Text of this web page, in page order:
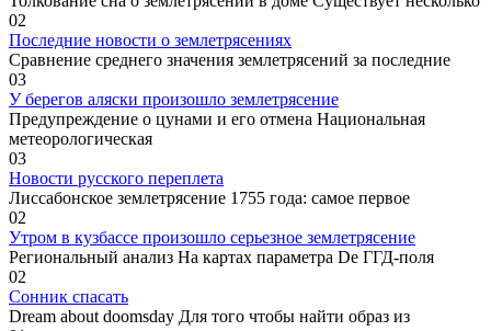
02
Последние новости о землетрясениях
Сравнение среднего значения землетрясений за последние
03
У берегов аляски произошло землетрясение
Предупреждение о цунами и его отмена Национальная
метеорологическая
03
Новости русского переплета
Лиссабонское землетрясение 1755 года: самое первое
02
Утром в кузбассе произошло серьезное землетрясение
Региональный анализ На картах параметра De ГГД-поля
02
Сонник спасать
Dream about doomsday Для того чтобы найти образ из